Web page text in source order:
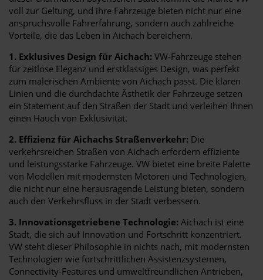
voll zur Geltung, und ihre Fahrzeuge bieten nicht nur eine
anspruchsvolle Fahrerfahrung, sondern auch zahlreiche
Vorteile, die das Leben in Aichach bereichern.
1. Exklusives Design für Aichach: VW-Fahrzeuge stehen
für zeitlose Eleganz und erstklassiges Design, was perfekt
zum malerischen Ambiente von Aichach passt. Die klaren
Linien und die durchdachte Ästhetik der Fahrzeuge setzen
ein Statement auf den Straßen der Stadt und verleihen Ihnen
einen Hauch von Exklusivität.
2. Effizienz für Aichachs Straßenverkehr: Die
verkehrsreichen Straßen von Aichach erfordern effiziente
und leistungsstarke Fahrzeuge. VW bietet eine breite Palette
von Modellen mit modernsten Motoren und Technologien,
die nicht nur eine herausragende Leistung bieten, sondern
auch den Verkehrsfluss in der Stadt verbessern.
3. Innovationsgetriebene Technologie: Aichach ist eine
Stadt, die sich auf Innovation und Fortschritt konzentriert.
VW steht dieser Philosophie in nichts nach, mit modernsten
Technologien wie fortschrittlichen Assistenzsystemen,
Connectivity-Features und umweltfreundlichen Antrieben,